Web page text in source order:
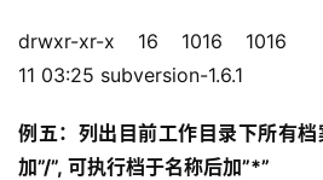
drwxr-xr-x 16 1016
11 03:25 subversion-1.6.1
例五： 列出目前工作目录下所有
加”/”, 可执行档于名称后加”*”